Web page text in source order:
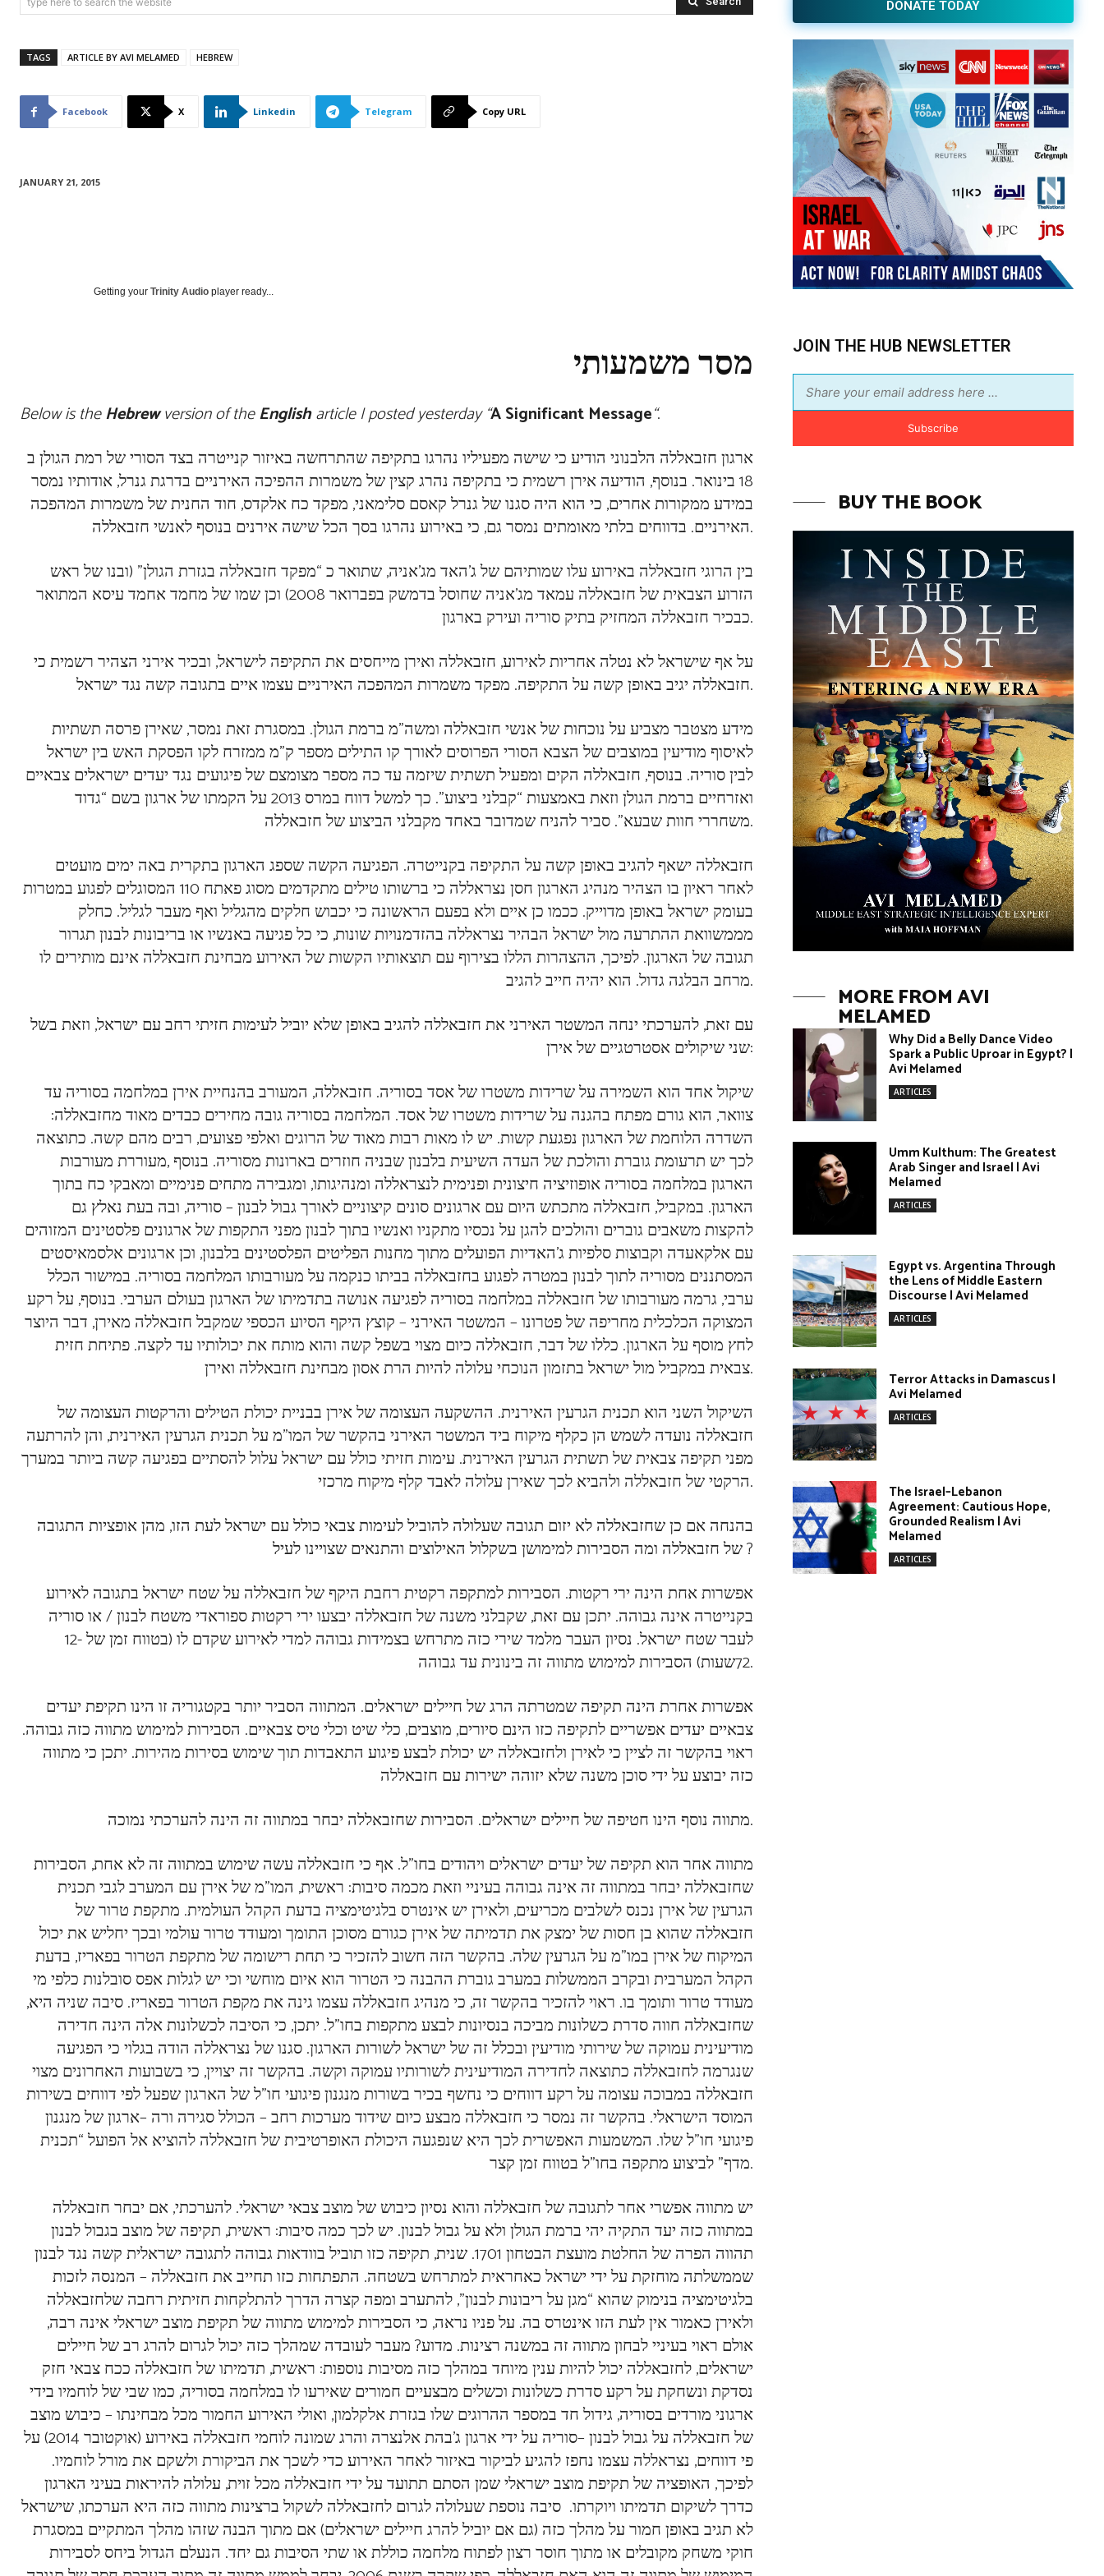
TAGS ARTICLE BY AVI MELAMED HEBREW
Facebook X Linkedin Telegram Copy URL
JANUARY 21, 2015
Getting your Trinity Audio player ready...
מסר משמעותי
Below is theHebrewversion of theEnglisharticle I posted yesterday “A Significant Message“.
ארגון חזבאללה הלבנוני הודיע כי שישה מפעיליו נהרגו בתקיפה שהתרחשה באיזור קנייטרה בצד הסורי של רמת הגולן ב
18 בינואר. בנוסף, הודיעה אירן רשמית כי בתקיפה נהרג קצין של משמרות ההפיכה האירניים בדרגת גנרל, אודותיו נמסר
במידע ממקורות אחרים, כי הוא היה סגנו של גנרל קאסם סלימאני, מפקד כח אלקדס, חוד החנית של משמרות המהפכה
האירניים. בדווחים בלתי מאומתים נמסר גם, כי באירוע נהרגו בסך הכל שישה אירנים בנוסף לאנשי חזבאללה.
בין הרוגי חזבאללה באירוע עלו שמותיהם של ג’האד מג’אניה, שתואר כ “מפקד חזבאללה בגזרת הגולן” (ובנו של ראש
הזרוע הצבאית של חזבאללה עמאד מג’אניה שחוסל בדמשק בפברואר 2008) וכן שמו של מחמד אחמד עיסא המתואר
כבכיר חזבאללה המחזיק בתיק סוריה ועירק בארגון.
על אף שישראל לא נטלה אחריות לאירוע, חזבאללה ואירן מייחסים את התקיפה לישראל, ובכיר אירני הצהיר רשמית כי
חזבאללה יגיב באופן קשה על התקיפה. מפקד משמרות המהפכה האירניים עצמו איים בתגובה קשה נגד ישראל.
מידע מצטבר מצביע על נוכחות של אנשי חזבאללה ומשה”מ ברמת הגולן. במסגרת זאת נמסר, שאירן פרסה תשתיות
לאיסוף מודיעין במוצבים של הצבא הסורי הפרוסים לאורך קו התילים מספר ק”מ ממזרח לקו הפסקת האש בין ישראל
לבין סוריה. בנוסף, חזבאללה הקים ומפעיל תשתית שיזמה עד כה מספר מצומצם של פיגועים נגד יעדים ישראלים צבאיים
ואזרחיים ברמת הגולן וזאת באמצעות “קבלני ביצוע”. כך למשל דווח במרס 2013 על הקמתו של ארגון בשם “גדוד
משחררי חוות שבעא”. סביר להניח שמדובר באחד מקבלני הביצוע של חזבאללה.
חזבאללה ישאף להגיב באופן קשה על התקיפה בקנייטרה. הפגיעה הקשה שספג הארגון בתקרית באה ימים מועטים
לאחר ראיון בו הצהיר מנהיג הארגון חסן נצראללה כי ברשותו טילים מתקדמים מסוג פאתח 110 המסוגלים לפגוע במטרות
בעומק ישראל באופן מדוייק. ככמו כן איים ולא בפעם הראשונה כי יכבוש חלקים מהגליל ואף מעבר לגליל. כחלק
מממשוואת ההתרעה מול ישראל הבהיר נצראללה בהזדמנויות שונות, כי כל פגיעה באנשיו או בריבונות לבנון תגרור
תגובה של הארגון. לפיכך, ההצהרות הללו בצירוף עם תוצאותיו הקשות של האירוע מבחינת חזבאללה אינם מותירים לו
מרחב הבלגה גדול. הוא יהיה חייב להגיב.
עם זאת, להערכתי ינחה המשטר האירני את חזבאללה להגיב באופן שלא יוביל לעימות חזיתי רחב עם ישראל, וזאת בשל
שני שיקולים אסטרטגיים של אירן:
שיקול אחד הוא השמירה על שרידות משטרו של אסד בסוריה. חזבאללה, המעורב בהנחיית אירן במלחמה בסוריה עד
צוואר, הוא גורם מפתח בהגנה על שרידות משטרו של אסד. המלחמה בסוריה גובה מחירים כבדים מאוד מחזבאללה:
השדרה הלוחמת של הארגון נפגעת קשות. יש לו מאות רבות מאוד של הרוגים ואלפי פצועים, רבים מהם קשה. כתוצאה
לכך יש תרעומת גוברת והולכת של העדה השיעית בלבנון שבניה חוזרים בארונות מסוריה. בנוסף ,מעוררת מעורבות
הארגון במלחמה בסוריה אופוזיציה חיצונית ופנימית לנצראללה ומנהיגותו, ומגבירה מתחים פנימיים ומאבקי כח בתוך
הארגון. במקביל, חזבאללה מתכתש היום עם ארגונים סונים קיצוניים לאורך גבול לבנון – סוריה, ובה בעת נאלץ גם
להקצות משאבים גוברים והולכים להגן על נכסיו מתקניו ואנשיו בתוך לבנון מפני התקפות של ארגונים פלסטינים המזוהים
עם אלקאעדה וקבוצות סלפיות ג’האדיות הפועלים מתוך מחנות הפליטים הפלסטינים בלבנון, וכן ארגונים אלסמאיסטים
המסתננים מסוריה לתוך לבנון במטרה לפגוע בחזבאללה בביתו כנקמה על מעורבותו המלחמה בסוריה. במישור הכלל
ערבי, גרמה מעורבותו של חזבאללה במלחמה בסוריה לפגיעה אנושה בתדמיתו של הארגון בעולם הערבי. בנוסף, על רקע
המצוקה הכלכלית מחריפה של פטרונו – המשטר האירני – קוצץ היקף הסיוע הכספי שמקבל חזבאללה מאירן, דבר היוצר
לחץ מוסף על הארגון. כללו של דבר, חזבאללה כיום מצוי בשפל קשה והוא מותח את יכולותיו עד לקצה. פתיחת חזית
צבאית במקביל מול ישראל בתזמון הנוכחי עלולה להיות הרת אסון מבחינת חזבאללה ואירן.
השיקול השני הוא תכנית הגרעין האירנית. ההשקעה העצומה של אירן בבניית יכולת הטילים והרקטות העצומה של
חזבאללה נועדה לשמש הן כקלף מיקוח ביד המשטר האירני בהקשר של המו”מ על תכנית הגרעין האירנית, והן להרתעה
מפני תקיפה צבאית של תשתית הגרעין האירנית. עימות חזיתי כולל עם ישראל עלול להסתיים בפגיעה קשה ביותר במערך
הרקטי של חזבאללה ולהביא לכך שאירן עלולה לאבד קלף מיקוח מרכזי.
בהנחה אם כן שחזבאללה לא יזום תגובה שעלולה להוביל לעימות צבאי כולל עם ישראל לעת הזו, מהן אופציות התגובה
של חזבאללה ומה הסבירות למימושן בשקלול האילוצים והתנאים שצויינו לעיל ?
אפשרות אחת הינה ירי רקטות. הסבירות למתקפה רקטית רחבת היקף של חזבאללה על שטח ישראל בתגובה לאירוע
בקנייטרה אינה גבוהה. יתכן עם זאת, שקבלני משנה של חזבאללה יבצעו ירי רקטות ספוראדי משטח לבנון / או סוריה
לעבר שטח ישראל. נסיון העבר מלמד שירי כזה מתרחש בצמידות גבוהה למדי לאירוע שקדם לו (בטווח זמן של 12-
72שעות) הסבירות למימוש מתווה זה בינונית עד גבוהה.
אפשרות אחרת הינה תקיפה שמטרתה הרג של חיילים ישראלים. המתווה הסביר יותר בקטגוריה זו הינו תקיפת יעדים
צבאיים יעדים אפשריים לתקיפה כזו הינם סיורים, מוצבים, כלי שיט וכלי טיס צבאיים. הסבירות למימוש מתווה כזה גבוהה.
ראוי בהקשר זה לציין כי לאירן ולחזבאללה יש יכולת לבצע פיגוע התאבדות תוך שימוש בסירות מהירות. יתכן כי מתווה
כזה יבוצע על ידי סוכן משנה שלא יזוהה ישירות עם חזבאללה
מתווה נוסף הינו חטיפה של חיילים ישראלים. הסבירות שחזבאללה יבחר במתווה זה הינה להערכתי נמוכה.
מתווה אחר הוא תקיפה של יעדים ישראלים ויהודים בחו”ל. אף כי חזבאללה עשה שימוש במתווה זה לא אחת, הסבירות
שחזבאללה יבחר במתווה זה אינה גבוהה בעיניי וזאת מכמה סיבות: ראשית, המו”מ של אירן עם המערב לגבי תכנית
הגרעין של אירן נכנס לשלבים מכריעים, ולאירן יש אינטרס בלגיטימציה בדעת הקהל העולמית. מתקפת טרור של
חזבאללה שהוא בן חסות של ימצק את תדמיתה של אירן כגורם מסוכן התומך ומעודד טרור עולמי ובכך יחליש את יכול
המיקוח של אירן במו”מ על הגרעין שלה. בהקשר הזה חשוב להזכיר כי תחת רישומה של מתקפת הטרור בפאריז, בדעת
הקהל המערבית ובקרב הממשלות במערב גוברת ההבנה כי הטרור הוא איום מוחשי וכי יש לגלות אפס סובלנות כלפי מי
מעודד טרור ותומך בו. ראוי להזכיר בהקשר זה, כי מנהיג חזבאללה עצמו גינה את מקפת הטרור בפאריז. סיבה שניה היא,
שחזבאללה חווה סדרת כשלונות מביכה בנסיונות לבצע מתקפות בחו”ל. יתכן, כי הסיבה לכשלונות אלה הינה חדירה
מודיעינית עמוקה של שירותי מודיעין ובכלל זה של ישראל לשורות הארגון. סגנו של נצראללה הודה בגלוי כי הפגיעה
שנגרמה לחזבאללה כתוצאה לחדירה המודיעינית לשורותיו עמוקה וקשה. בהקשר זה יצויין, כי בשבועות האחרונים מצוי
חזבאללה במבוכה עצומה על רקע דווחים כי נחשף בכיר בשורות מנגנון פיגועי חו”ל של הארגון שפעל לפי דווחים בשירות
המוסד הישראלי. בהקשר זה נמסר כי חזבאללה מבצע כיום שידוד מערכות רחב – הכולל סגירה ורה –ארגון של מנגנון
פיגועי חו”ל שלו. המשמעות האפשרית לכך היא שנפגעה היכולת האופרטיבית של חזבאללה להוציא אל הפועל “תכנית
מדף” לביצוע מתקפה בחו”ל בטווח זמן קצר.
יש מתווה אפשרי אחר לתגובה של חזבאללה והוא נסיון כיבוש של מוצב צבאי ישראלי. להערכתי, אם יבחר חזבאללה
במתווה כזה יעד התקיה יהי ברמת הגולן ולא על גבול לבנון. יש לכך כמה סיבות: ראשית, תקיפה של מוצב בגבול לבנון
תהווה הפרה של החלטת מועצת הבטחון 1701. שנית, תקיפה כזו תוביל בוודאות גבוהה לתגובה ישראלית קשה נגד לבנון
שממשלתה מוחזקת על ידי ישראל כאחראית למתרחש בשטחה. התפתחות כזו תחייב את חזבאללה – המנסה לזכות
בלגיטימציה בנימוק שהוא “מגן על ריבונות לבנון”, להתערב ומפה קצרה הדרך להתלקחות חזיתית רחבה שלחזבאללה
ולאירן כאמור אין לעת הזו אינטרס בה. על פניו נראה, כי הסבירות למימוש מתווה של תקיפת מוצב ישראלי אינה רבה,
אולם ראוי בעיניי לבחון מתווה זה במשנה רצינות. מדוע? מעבר לעובדה שמהלך כזה יכול לגרום להרג רב של חיילים
ישראלים, לחזבאללה יכול להיות ענין מיוחד במהלך כזה מסיבות נוספות: ראשית, תדמיתו של חזבאללה ככח צבאי חזק
נסדקת ונשחקת על רקע סדרת כשלונות וכשלים מבצעיים חמורים שאירעו לו במלחמה בסוריה, כמו שבי של לוחמיו בידי
ארגוני מורדים בסוריה, גידול חד במספר ההרוגים שלו בגזרת אלקלמון, ואולי האירוע החמור מכל מבחינתו – כיבוש מוצב
של חזבאללה על גבול לבנון –סוריה על ידי ארגון ג’בהת אלנצרה והרג שמונה לוחמי חזבאללה באירוע (אוקטובר 2014) על
פי דווחים, נצראללה עצמו נחפז להגיע לביקור באיזור לאחר האירוע כדי לשכך את הביקורת ולשקם את מורל לוחמיו.
לפיכך, האופציה של תקיפת מוצב ישראלי שמן הסתם תתועד על ידי חזבאללה מכל זוית, עלולה להיראות בעיני הארגון
כדרך לשיקום תדמיתו ויוקרתו. סיבה נוספת שעלולה לגרום לחזבאללה לשקול ברצינות מתווה כזה היא הערכתו, שישראל
לא תגיב באופן חמור על מהלך כזה (גם אם יוביל להרג חיילים ישראלים) אם מתוך הבנה שזהו מהלך המתקיים במסגרת
חוקי משחק מקובלים או מתוך חוסר רצון לפתוח מלחמה כוללת או שתי הסיבות גם יחד. הנעלם הגדול ביחס לסבירות
DONATE TODAY
JOIN THE HUB NEWSLETTER
Subscribe
BUY THE BOOK
MORE FROM AVI
MELAMED
Why Did a Belly Dance Video
Spark a Public Uproar in Egypt? |
Avi Melamed
ARTICLES
Umm Kulthum: The Greatest
Arab Singer and Israel | Avi
Melamed
ARTICLES
Egypt vs. Argentina Through
the Lens of Middle Eastern
Discourse | Avi Melamed
ARTICLES
Terror Attacks in Damascus |
Avi Melamed
ARTICLES
The Israel–Lebanon
Agreement: Cautious Hope,
Grounded Realism | Avi
Melamed
ARTICLES